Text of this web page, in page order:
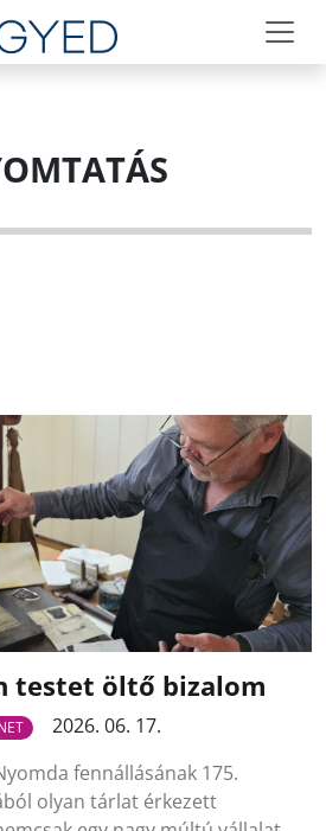
testet öltő bizalom
2026. 06. 17.
fennállásának 175.
olyan tárlat érkezett